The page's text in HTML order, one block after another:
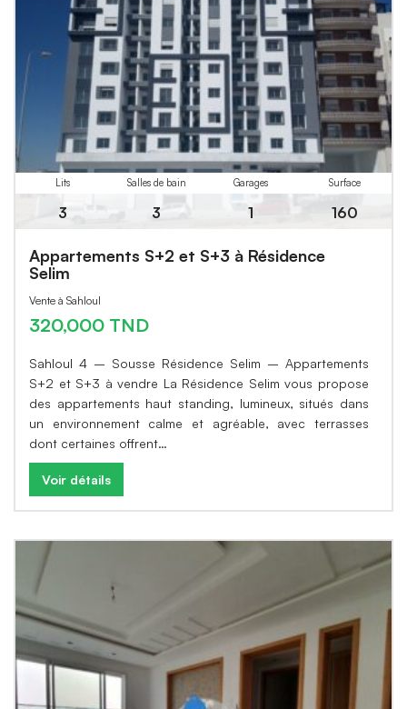
Lits
3
Salles de bain
3
Garages
1
Surface
160
Appartements S+2 et S+3 à Résidence
Selim
Vente à Sahloul
320,000 TND
Sahloul 4 – Sousse Résidence Selim – Appartements
S+2 et S+3 à vendre La Résidence Selim vous propose
des appartements haut standing, lumineux, situés dans
un environnement calme et agréable, avec terrasses
dont certaines offrent…
Voir détails